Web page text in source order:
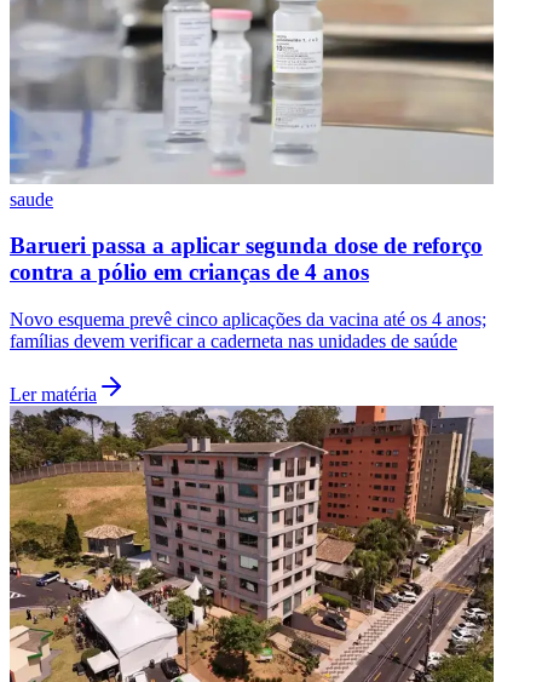
Botafogo
saude
Barueri passa a aplicar segunda dose de reforço
contra a pólio em crianças de 4 anos
Novo esquema prevê cinco aplicações da vacina até os 4 anos;
famílias devem verificar a caderneta nas unidades de saúde
Ler matéria